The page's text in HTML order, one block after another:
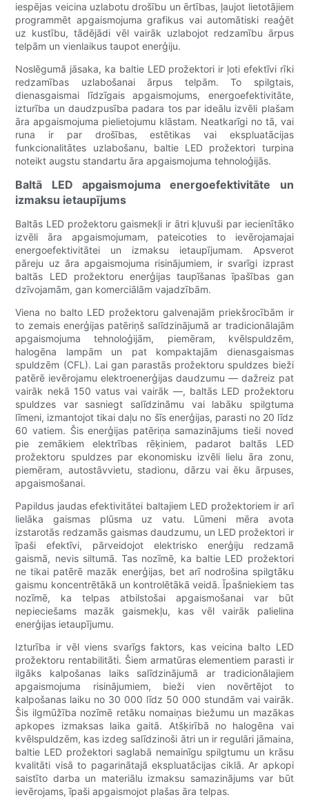
iespējas veicina uzlabotu drošību un ērtības, ļaujot lietotājiem
programmēt apgaismojuma grafikus vai automātiski reaģēt
uz kustību, tādējādi vēl vairāk uzlabojot redzamību ārpus
telpām un vienlaikus taupot enerģiju.
Noslēgumā jāsaka, ka baltie LED prožektori ir ļoti efektīvi rīki
redzamības uzlabošanai ārpus telpām. To spilgtais,
dienasgaismai līdzīgais apgaismojums, energoefektivitāte,
izturība un daudzpusība padara tos par ideālu izvēli plašam
āra apgaismojuma pielietojumu klāstam. Neatkarīgi no tā, vai
runa ir par drošības, estētikas vai ekspluatācijas
funkcionalitātes uzlabošanu, baltie LED prožektori turpina
noteikt augstu standartu āra apgaismojuma tehnoloģijās.
Baltā LED apgaismojuma energoefektivitāte un
izmaksu ietaupījums
Baltās LED prožektoru gaismekļi ir ātri kļuvuši par iecienītāko
izvēli āra apgaismojumam, pateicoties to ievērojamajai
energoefektivitātei un izmaksu ietaupījumam. Apsverot
pāreju uz āra apgaismojuma risinājumiem, ir svarīgi izprast
baltās LED prožektoru enerģijas taupīšanas īpašības gan
dzīvojamām, gan komerciālām vajadzībām.
Viena no balto LED prožektoru galvenajām priekšrocībām ir
to zemais enerģijas patēriņš salīdzinājumā ar tradicionālajām
apgaismojuma tehnoloģijām, piemēram, kvēlspuldzēm,
halogēna lampām un pat kompaktajām dienasgaismas
spuldzēm (CFL). Lai gan parastās prožektoru spuldzes bieži
patērē ievērojamu elektroenerģijas daudzumu — dažreiz pat
vairāk nekā 150 vatus vai vairāk —, baltās LED prožektoru
spuldzes var sasniegt salīdzināmu vai labāku spilgtuma
līmeni, izmantojot tikai daļu no šīs enerģijas, parasti no 20 līdz
60 vatiem. Šis enerģijas patēriņa samazinājums tieši noved
pie zemākiem elektrības rēķiniem, padarot baltās LED
prožektoru spuldzes par ekonomisku izvēli lielu āra zonu,
piemēram, autostāvvietu, stadionu, dārzu vai ēku ārpuses,
apgaismošanai.
Papildus jaudas efektivitātei baltajiem LED prožektoriem ir arī
lielāka gaismas plūsma uz vatu. Lūmeni mēra avota
izstarotās redzamās gaismas daudzumu, un LED prožektori ir
īpaši efektīvi, pārveidojot elektrisko enerģiju redzamā
gaismā, nevis siltumā. Tas nozīmē, ka baltie LED prožektori
ne tikai patērē mazāk enerģijas, bet arī nodrošina spilgtāku
gaismu koncentrētākā un kontrolētākā veidā. Īpašniekiem tas
nozīmē, ka telpas atbilstošai apgaismošanai var būt
nepieciešams mazāk gaismekļu, kas vēl vairāk palielina
enerģijas ietaupījumu.
Izturība ir vēl viens svarīgs faktors, kas veicina balto LED
prožektoru rentabilitāti. Šiem armatūras elementiem parasti ir
ilgāks kalpošanas laiks salīdzinājumā ar tradicionālajiem
apgaismojuma risinājumiem, bieži vien novērtējot to
kalpošanas laiku no 30 000 līdz 50 000 stundām vai vairāk.
Šis ilgmūžība nozīmē retāku nomaiņas biežumu un mazākas
apkopes izmaksas laika gaitā. Atšķirībā no halogēna vai
kvēlspuldzēm, kas izdeg salīdzinoši ātri un ir regulāri jāmaina,
baltie LED prožektori saglabā nemainīgu spilgtumu un krāsu
kvalitāti visā to pagarinātajā ekspluatācijas ciklā. Ar apkopi
saistīto darba un materiālu izmaksu samazinājums var būt
ievērojams, īpaši apgaismojot plašas āra telpas.